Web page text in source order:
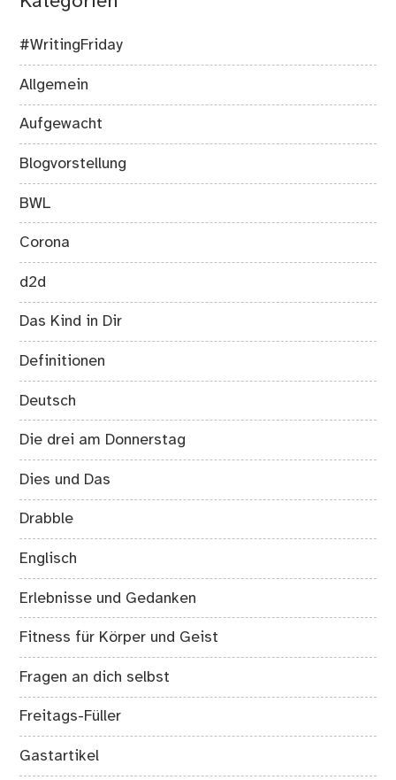
#WritingFriday
Allgemein
Aufgewacht
Blogvorstellung
BWL
Corona
d2d
Das Kind in Dir
Definitionen
Deutsch
Die drei am Donnerstag
Dies und Das
Drabble
Englisch
Erlebnisse und Gedanken
Fitness für Körper und Geist
Fragen an dich selbst
Freitags-Füller
Gastartikel